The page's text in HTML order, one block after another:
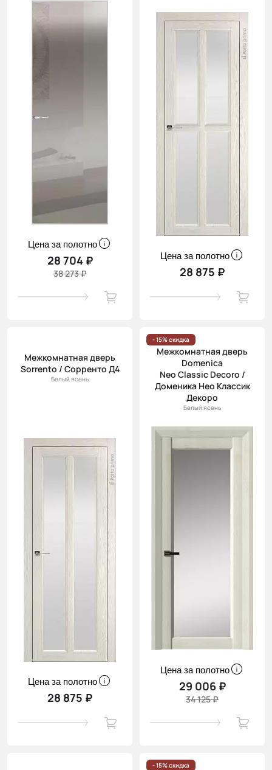
Цена за полотно
28 704 ₽
38 273 ₽
Цена за полотно
28 875 ₽
Межкомнатная дверь
Sorrento / Сорренто Д4
Белый ясень
Цена за полотно
28 875 ₽
- 15% скидка
Межкомнатная дверь
Domenica
Neo Classic Decoro /
Доменика Нео Классик
Декоро
Белый ясень
Цена за полотно
29 006 ₽
34 125 ₽
- 15% скидка